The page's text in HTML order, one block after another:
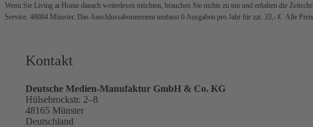
Wenn Sie Living at Home danach weiterlesen möchten, brauchen Sie nichts zu tun und erhalten die
Service, 48084 Münster. Das Anschlussabonnement umfasst 6 Ausgaben pro Jahr für zzt. 33,- € Alle
Kontakt
Deutsche Medien-Manufaktur GmbH & Co. KG
Hülsebrockstr. 2–8
48165 Münster
Deutschland